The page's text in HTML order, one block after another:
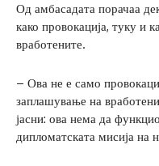
Од амбасадата порачаа
како провокација, туку и
вработените.
– Ова не е само
заплашување на
јасни: ова нема да
дипломатската мисија на